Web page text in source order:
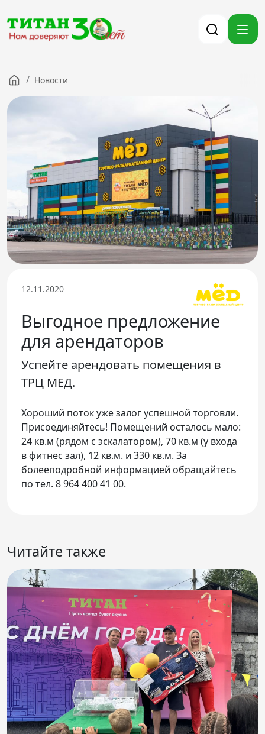
Компания
Партнерам
Новости
Контакты
Версия для слабовидящих
8 (3012) 411-099
Телефон доверия
/ Новости
12.11.2020
Выгодное предложение
для арендаторов
Успейте арендовать помещения в
ТРЦ МЕД.
Хороший поток уже залог успешной торговли.
Присоединяйтесь! Помещений осталось мало:
24 кв.м (рядом с эскалатором), 70 кв.м (у входа
в фитнес зал), 12 кв.м. и 330 кв.м. За
болееподробной информацией обращайтесь
по тел. 8 964 400 41 00.
Читайте также